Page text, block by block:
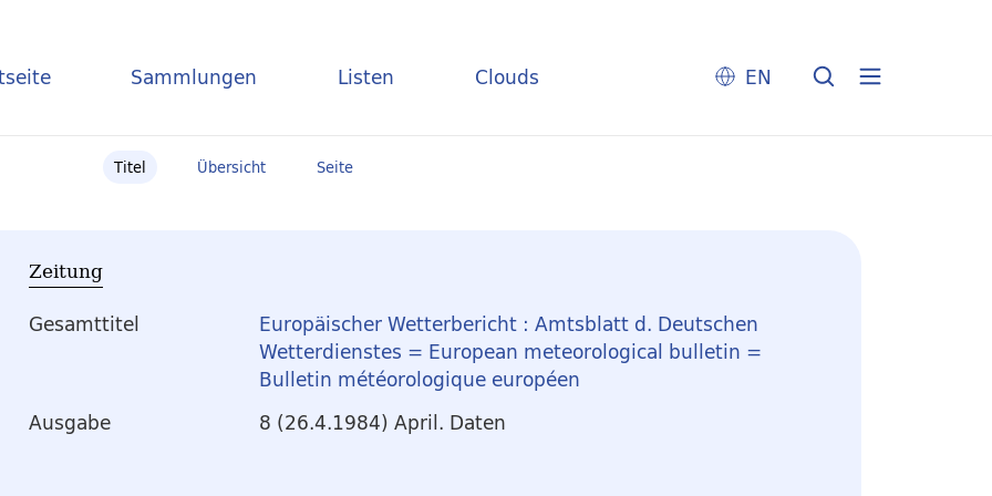
Sammlungen Listen Clouds EN
Titel Übersicht Seite
Zeitung
Gesamttitel
Europäischer Wetterbericht : Amtsblatt d. Deutschen
Wetterdienstes = European meteorological bulletin =
Bulletin météorologique européen
Ausgabe
8 (26.4.1984) April. Daten